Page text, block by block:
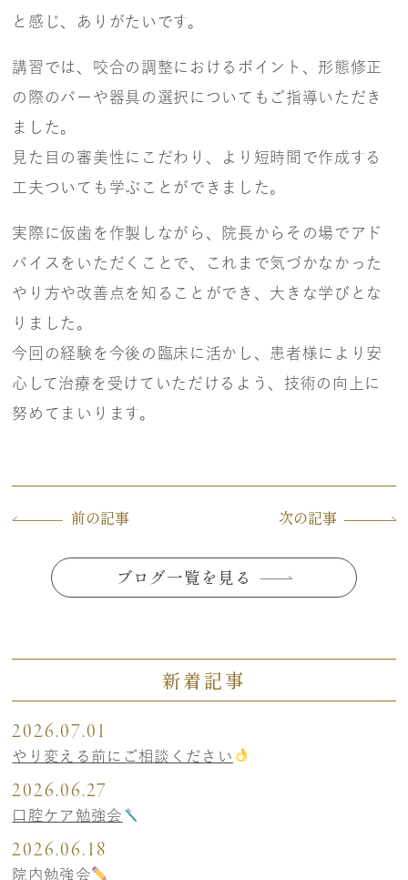
と感じ、ありがたいです。
講習では、咬合の調整におけるポイント、形態修正
の際のバーや器具の選択についてもご指導いただき
ました。
見た目の審美性にこだわり、より短時間で作成する
工夫ついても学ぶことができました。
実際に仮歯を作製しながら、院長からその場でアド
バイスをいただくことで、これまで気づかなかった
やり方や改善点を知ることができ、大きな学びとな
りました。
今回の経験を今後の臨床に活かし、患者様により安
心して治療を受けていただけるよう、技術の向上に
努めてまいります。
前の記事 次の記事
ブログ一覧を見る
新着記事
2026.07.01
やり変える前にご相談ください
2026.06.27
口腔ケア勉強会
2026.06.18
院内勉強会